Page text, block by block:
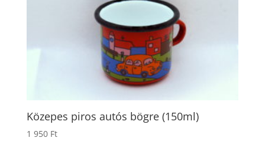
Közepes piros autós bögre (150ml)
1 950 Ft